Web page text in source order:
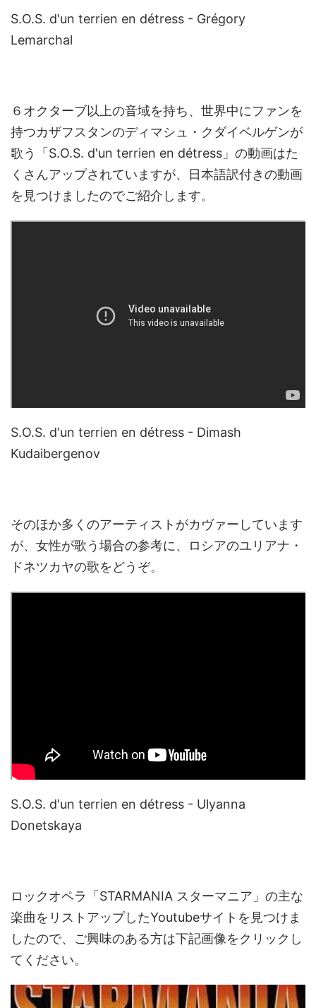
S.O.S. d'un terrien en détress - Grégory
Lemarchal
６オクターブ以上の音域を持ち、世界中にファンを
持つカザフスタンのディマシュ・クダイベルゲンが
歌う「S.O.S. d'un terrien en détress」の動画はた
くさんアップされていますが、日本語訳付きの動画
を見つけましたのでご紹介します。
S.O.S. d'un terrien en détress - Dimash
Kudaibergenov
そのほか多くのアーティストがカヴァーしています
が、女性が歌う場合の参考に、ロシアのユリアナ・
ドネツカヤの歌をどうぞ。
S.O.S. d'un terrien en détress - Ulyanna
Donetskaya
ロックオペラ「STARMANIA スターマニア」の主な
楽曲をリストアップしたYoutubeサイトを見つけま
したので、ご興味のある方は下記画像をクリックし
てください。